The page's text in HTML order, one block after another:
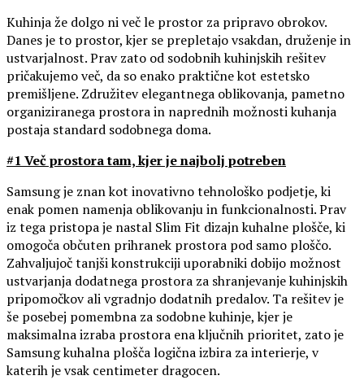
Kuhinja že dolgo ni več le prostor za pripravo obrokov.
Danes je to prostor, kjer se prepletajo vsakdan, druženje in
ustvarjalnost. Prav zato od sodobnih kuhinjskih rešitev
pričakujemo več, da so enako praktične kot estetsko
premišljene. Združitev elegantnega oblikovanja, pametno
organiziranega prostora in naprednih možnosti kuhanja
postaja standard sodobnega doma.
#1 Več prostora tam, kjer je najbolj potreben
Samsung je znan kot inovativno tehnološko podjetje, ki
enak pomen namenja oblikovanju in funkcionalnosti. Prav
iz tega pristopa je nastal Slim Fit dizajn kuhalne plošče, ki
omogoča občuten prihranek prostora pod samo ploščo.
Zahvaljujoč tanjši konstrukciji uporabniki dobijo možnost
ustvarjanja dodatnega prostora za shranjevanje kuhinjskih
pripomočkov ali vgradnjo dodatnih predalov. Ta rešitev je
še posebej pomembna za sodobne kuhinje, kjer je
maksimalna izraba prostora ena ključnih prioritet, zato je
Samsung kuhalna plošča logična izbira za interierje, v
katerih je vsak centimeter dragocen.